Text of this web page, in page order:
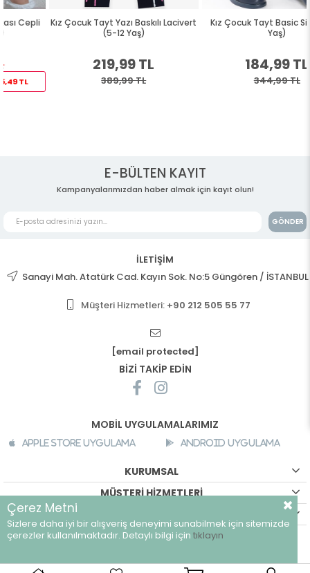
Kız Çocuk Tayt Yazı Baskılı Lacivert
219,99 TL
389,99 TL
Kız Çocuk Tayt Basic Siyah (2-3
184,99 TL
344,99 TL
E-BÜLTEN KAYIT
Kampanyalarımızdan haber almak için kayıt olun!
GÖNDER
İLETİŞİM
Sanayi Mah. Atatürk Cad. Kayın Sok. No:5 Güngören / İSTANBUL
Müşteri Hizmetleri: +90 212 505 55 77
[email protected]
BİZİ TAKİP EDİN
MOBİL UYGULAMALARIMIZ
Apple Store Uygulama Android Uygulama
KURUMSAL
MÜŞTERİ HİZMETLERİ
©breeze.com.tr - Tüm hakları saklıdır.
Çerez Metni
Sizlere daha iyi bir alışveriş deneyimi sunabilmek için sitemizde
çerezler kullanılmaktadır. Detaylı bilgi için tıklayın